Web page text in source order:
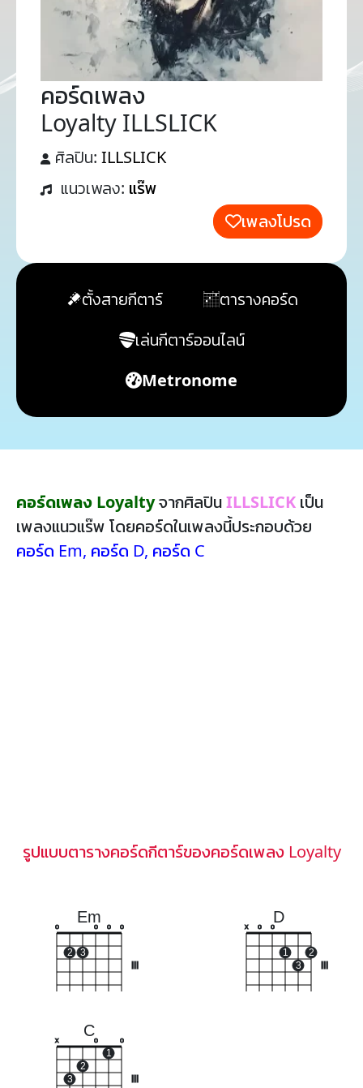
คอร์ดเพลง
Loyalty ILLSLICK
ศิลปิน: ILLSLICK
แนวเพลง: แร๊พ
เพลงโปรด
ตั้งสายกีตาร์
ตารางคอร์ด
เล่นกีตาร์ออนไลน์
Metronome
คอร์ดเพลง LoyaltyจากศิลปินILLSLICK เป็น
เพลงแนวแร๊พ โดยคอร์ดในเพลงนี้ประกอบด้วย
คอร์ด Em, คอร์ด D, คอร์ด C
รูปแบบตารางคอร์ดกีตาร์ของคอร์ดเพลง Loyalty
Em
o
2 3
o o o
D
x o o
1
3
2
C
x
3
2
o
1
o